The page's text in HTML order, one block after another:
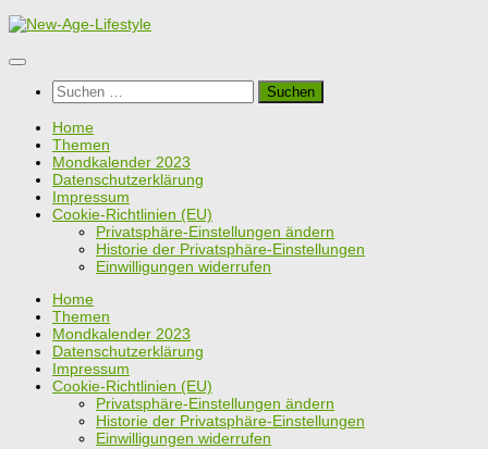
Zum
springen
Suchen
nach:
Home
Themen
Mondkalender 2023
Datenschutzerklärung
Impressum
Cookie-Richtlinien (EU)
Privatsphäre-Einstellungen ändern
Historie der Privatsphäre-Einstellungen
Einwilligungen widerrufen
Home
Themen
Mondkalender 2023
Datenschutzerklärung
Impressum
Cookie-Richtlinien (EU)
Privatsphäre-Einstellungen ändern
Historie der Privatsphäre-Einstellungen
Einwilligungen widerrufen